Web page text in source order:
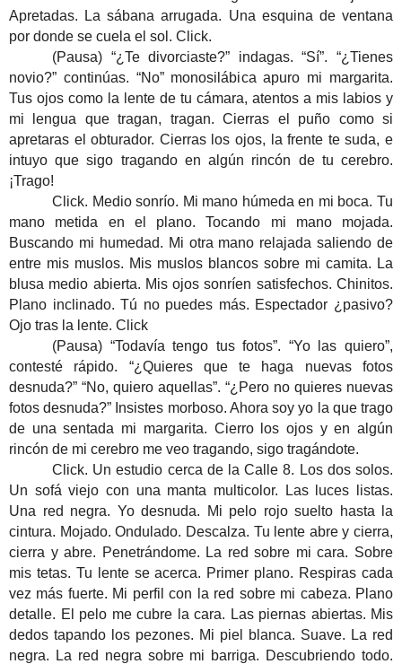
Apretadas. La sábana arrugada. Una esquina de ventana
por donde se cuela el sol. Click.
(Pausa) “¿Te divorciaste?” indagas. “Sí”. “¿Tienes
novio?” continúas. “No” monosilábica apuro mi margarita.
Tus ojos como la lente de tu cámara, atentos a mis labios y
mi lengua que tragan, tragan. Cierras el puño como si
apretaras el obturador. Cierras los ojos, la frente te suda, e
intuyo que sigo tragando en algún rincón de tu cerebro.
¡Trago!
Click. Medio sonrío. Mi mano húmeda en mi boca. Tu
mano metida en el plano. Tocando mi mano mojada.
Buscando mi humedad. Mi otra mano relajada saliendo de
entre mis muslos. Mis muslos blancos sobre mi camita. La
blusa medio abierta. Mis ojos sonríen satisfechos. Chinitos.
Plano inclinado. Tú no puedes más. Espectador ¿pasivo?
Ojo tras la lente. Click
(Pausa) “Todavía tengo tus fotos”. “Yo las quiero”,
contesté rápido. “¿Quieres que te haga nuevas fotos
desnuda?” “No, quiero aquellas”. “¿Pero no quieres nuevas
fotos desnuda?” Insistes morboso. Ahora soy yo la que trago
de una sentada mi margarita. Cierro los ojos y en algún
rincón de mi cerebro me veo tragando, sigo tragándote.
Click. Un estudio cerca de la Calle 8. Los dos solos.
Un sofá viejo con una manta multicolor. Las luces listas.
Una red negra. Yo desnuda. Mi pelo rojo suelto hasta la
cintura. Mojado. Ondulado. Descalza. Tu lente abre y cierra,
cierra y abre. Penetrándome. La red sobre mi cara. Sobre
mis tetas. Tu lente se acerca. Primer plano. Respiras cada
vez más fuerte. Mi perfil con la red sobre mi cabeza. Plano
detalle. El pelo me cubre la cara. Las piernas abiertas. Mis
dedos tapando los pezones. Mi piel blanca. Suave. La red
negra. La red negra sobre mi barriga. Descubriendo todo.